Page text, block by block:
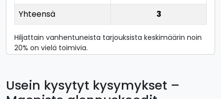
Yhteensä 3
Hiljattain vanhentuneista tarjouksista keskimäärin noin
20% on vielä toimivia.
Usein kysytyt kysymykset –